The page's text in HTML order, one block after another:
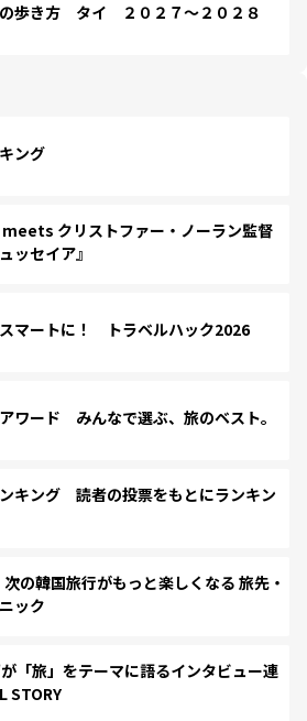
歩き方 タイ ２０２７～２０２８
ング
クリストファー・ノーラン監督
ッセイア』
マートに！ トラベルハック2026
ワード みんなで選ぶ、旅のベスト。
キング 読者の投票をもとにランキン
の韓国旅行がもっと楽しくなる 旅先・
ック
「旅」をテーマに語るインタビュー連
STORY